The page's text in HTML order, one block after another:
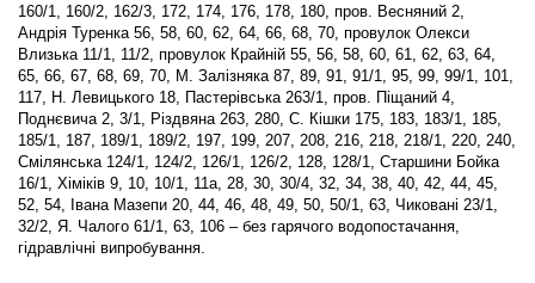
160/1, 160/2, 162/3, 172, 174, 176, 178, 180, пров. Весняний 2,
Андрія Туренка 56, 58, 60, 62, 64, 66, 68, 70, провулок Олекси
Влизька 11/1, 11/2, провулок Крайній 55, 56, 58, 60, 61, 62, 63, 64,
65, 66, 67, 68, 69, 70, М. Залізняка 87, 89, 91, 91/1, 95, 99, 99/1, 101,
117, Н. Левицького 18, Пастерівська 263/1, пров. Піщаний 4,
Поднєвича 2, 3/1, Різдвяна 263, 280, С. Кішки 175, 183, 183/1, 185,
185/1, 187, 189/1, 189/2, 197, 199, 207, 208, 216, 218, 218/1, 220, 240,
Смілянська 124/1, 124/2, 126/1, 126/2, 128, 128/1, Старшини Бойка
16/1, Хіміків 9, 10, 10/1, 11а, 28, 30, 30/4, 32, 34, 38, 40, 42, 44, 45,
52, 54, Івана Мазепи 20, 44, 46, 48, 49, 50, 50/1, 63, Чиковані 23/1,
32/2, Я. Чалого 61/1, 63, 106 – без гарячого водопостачання,
гідравлічні випробування.